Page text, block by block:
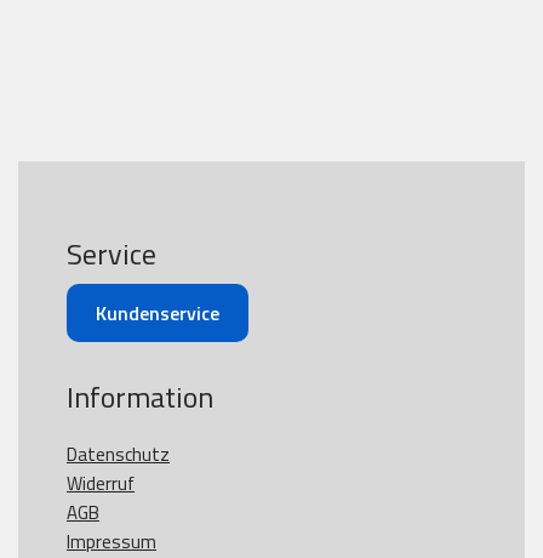
Service
Kundenservice
Information
Datenschutz
Widerruf
AGB
Impressum